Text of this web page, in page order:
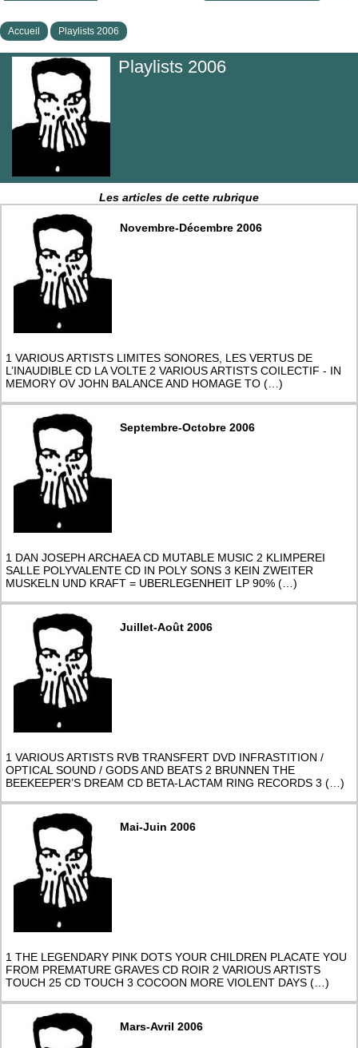
Accueil Playlists 2006
Playlists 2006
Les articles de cette rubrique
Novembre-Décembre 2006
1 VARIOUS ARTISTS LIMITES SONORES, LES VERTUS DE
L’INAUDIBLE CD LA VOLTE 2 VARIOUS ARTISTS COILECTIF - IN
MEMORY OV JOHN BALANCE AND HOMAGE TO (…)
Septembre-Octobre 2006
1 DAN JOSEPH ARCHAEA CD MUTABLE MUSIC 2 KLIMPEREI
SALLE POLYVALENTE CD IN POLY SONS 3 KEIN ZWEITER
MUSKELN UND KRAFT = UBERLEGENHEIT LP 90% (…)
Juillet-Août 2006
1 VARIOUS ARTISTS RVB TRANSFERT DVD INFRASTITION /
OPTICAL SOUND / GODS AND BEATS 2 BRUNNEN THE
BEEKEEPER’S DREAM CD BETA-LACTAM RING RECORDS 3 (…)
Mai-Juin 2006
1 THE LEGENDARY PINK DOTS YOUR CHILDREN PLACATE YOU
FROM PREMATURE GRAVES CD ROIR 2 VARIOUS ARTISTS
TOUCH 25 CD TOUCH 3 COCOON MORE VIOLENT DAYS (…)
Mars-Avril 2006